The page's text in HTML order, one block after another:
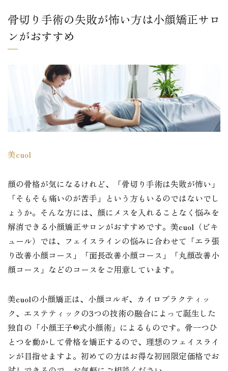
骨切り手術の失敗が怖い方は小顔矯正サロ
ンがおすすめ
美cuol
顔の骨格が気になるけれど、「骨切り手術は失敗が怖い」
「そもそも痛いのが苦手」という方もいるのではないでし
ょうか。そんな方には、顔にメスを入れることなく悩みを
解消できる小顔矯正サロンがおすすめです。美cuol（ビキ
ュール）では、フェイスラインの悩みに合わせて「エラ張
り改善小顔コース」「面長改善小顔コース」「丸顔改善小
顔コース」などのコースをご用意しています。
美cuolの小顔矯正は、小顔コルギ、カイロプラクティッ
ク、エステティックの3つの技術の融合によって誕生した
独自の「小顔王子®式小顔術」によるものです。骨一つひ
とつを動かして骨格を矯正するので、理想のフェイスライ
ンが目指せますよ。初めての方はお得な初回限定価格でお